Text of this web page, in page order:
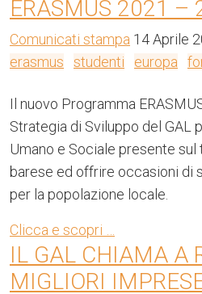
ERASMUS 2021 –
Comunicati stampa 14 Aprile
erasmus
studenti europa
Il nuovo Programma
Strategia di Sviluppo del GAL
Umano e Sociale presente
barese ed offrire occasioni di
per la popolazione locale.
Clicca e scopri …
IL GAL CHIAMA A
MIGLIORI